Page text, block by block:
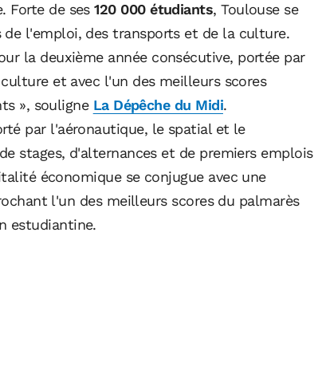
Forte de ses120 000 étudiants, Toulouse se
l'emploi, des transports et de la culture.
la deuxième année consécutive, portée par
et avec l'un des meilleurs scores
», souligne La Dépêche du Midi.
par l'aéronautique, le spatial et le
stages, d'alternances et de premiers emplois
économique se conjugue avec une
l'un des meilleurs scores du palmarès
estudiantine.